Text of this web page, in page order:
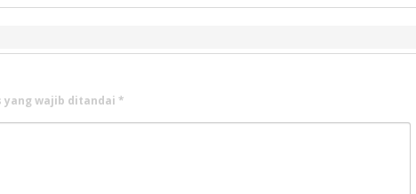
yang wajib ditandai *